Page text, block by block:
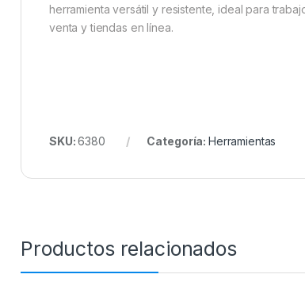
herramienta versátil y resistente, ideal para
venta y tiendas en línea.
SKU:6380 Categoría: Herramientas
Productos relacionados